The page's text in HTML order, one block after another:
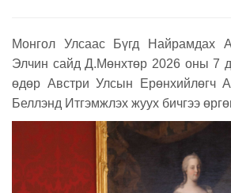
Монгол Улсаас Бүгд Найрамдах
Элчин сайд Д.Мөнхтөр 2026 оны 7
өдөр Австри Улсын Ерөнхийлөгч
Беллэнд Итгэмжлэх жуух бичгээ